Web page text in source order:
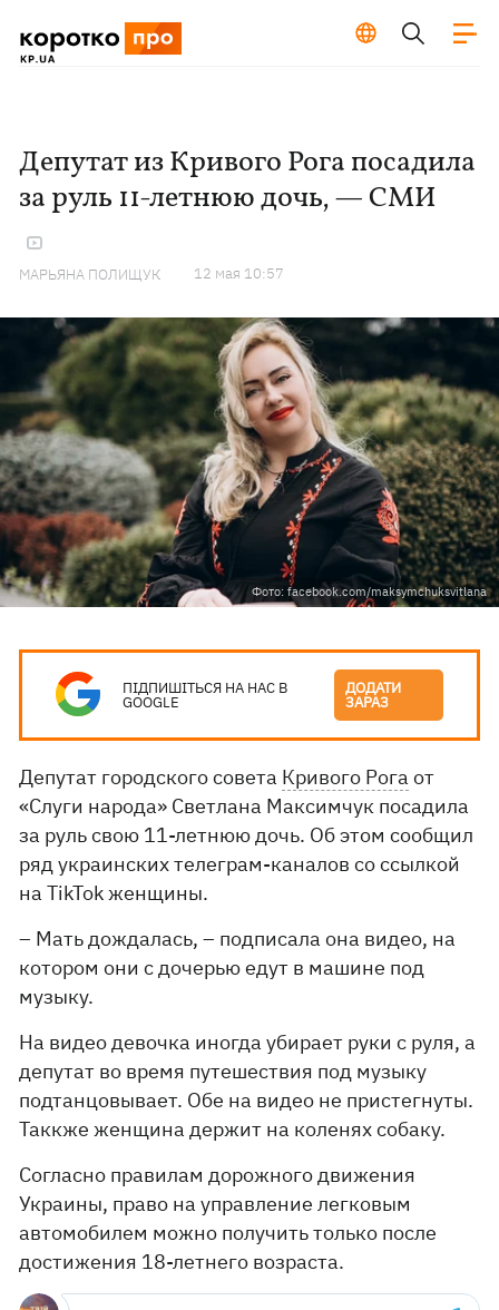
Депутат из Кривого Рога посадила
за руль 11-летнюю дочь, — СМИ
МАРЬЯНА ПОЛИЩУК 12 мая 10:57
Фото: facebook.com/maksymchuksvitlana
ПІДПИШІТЬСЯ НА НАС В
GOOGLE
ДОДАТИ
ЗАРАЗ
Депутат городского совета Кривого Рога от
«Слуги народа» Светлана Максимчук посадила
за руль свою 11-летнюю дочь. Об этом сообщил
ряд украинских телеграм-каналов со ссылкой
на TikTok женщины.
– Мать дождалась, – подписала она видео, на
котором они с дочерью едут в машине под
музыку.
На видео девочка иногда убирает руки с руля, а
депутат во время путешествия под музыку
подтанцовывает. Обе на видео не пристегнуты.
Таккже женщина держит на коленях собаку.
Согласно правилам дорожного движения
Украины, право на управление легковым
автомобилем можно получить только после
достижения 18-летнего возраста.